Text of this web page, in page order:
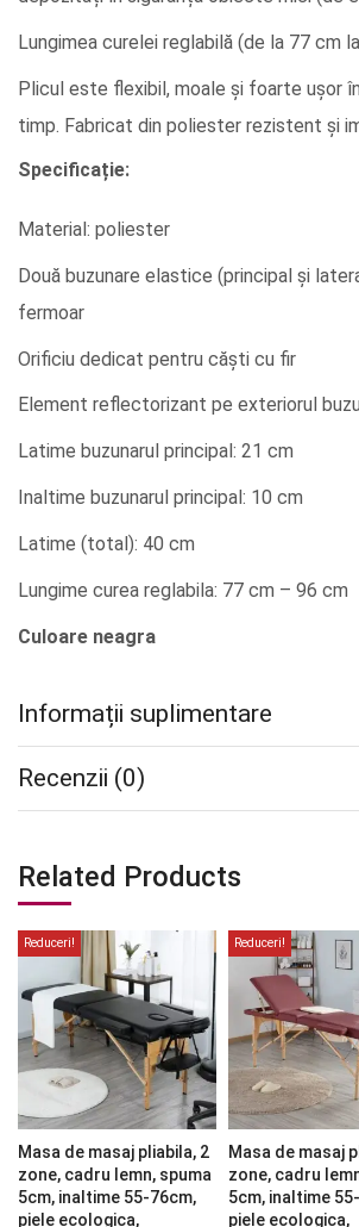
Lungimea curelei reglabilă (de la 77 cm
Plicul este flexibil, moale și foarte ușor
timp. Fabricat din poliester rezistent și
Specificație:
Material: poliester
Două buzunare elastice (principal și
fermoar
Orificiu dedicat pentru căști cu fir
Element reflectorizant pe exteriorul
Latime buzunarul principal: 21 cm
Inaltime buzunarul principal: 10 cm
Latime (total): 40 cm
Lungime curea reglabila: 77 cm – 96 cm
Culoare neagra
Informații suplimentare
Recenzii (0)
Related Products
Reduceri!
Masa de masaj pliabila, 2
zone, cadru lemn, spuma
5cm, inaltime 55-76cm,
piele ecologica,
Reduceri!
Masa de masaj
zone, cadru
5cm, inaltime
piele ecologica,